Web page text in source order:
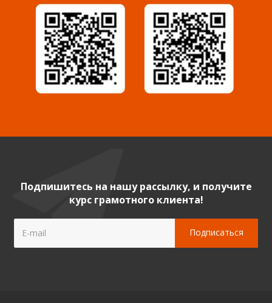
Подпишитесь на нашу рассылку, и получите
курс грамотного клиента!